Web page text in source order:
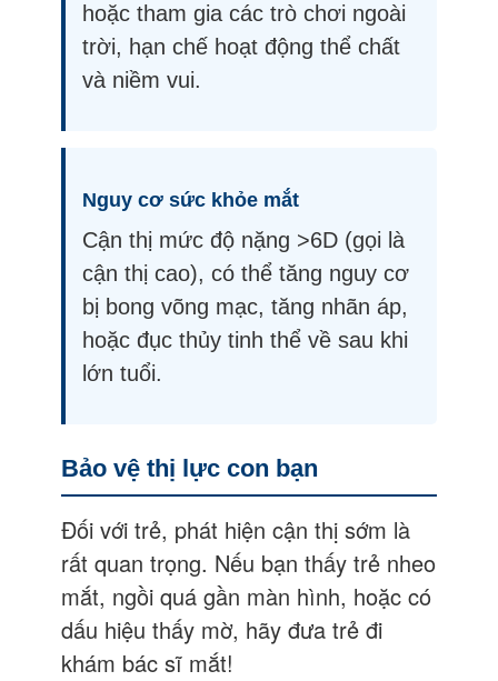
hoặc tham gia các trò chơi ngoài
trời, hạn chế hoạt động thể chất
và niềm vui.
Nguy cơ sức khỏe mắt
Cận thị mức độ nặng >6D (gọi là
cận thị cao), có thể tăng nguy cơ
bị bong võng mạc, tăng nhãn áp,
hoặc đục thủy tinh thể về sau khi
lớn tuổi.
Bảo vệ thị lực con bạn
Đối với trẻ, phát hiện cận thị sớm là
rất quan trọng. Nếu bạn thấy trẻ nheo
mắt, ngồi quá gần màn hình, hoặc có
dấu hiệu thấy mờ, hãy đưa trẻ đi
khám bác sĩ mắt!